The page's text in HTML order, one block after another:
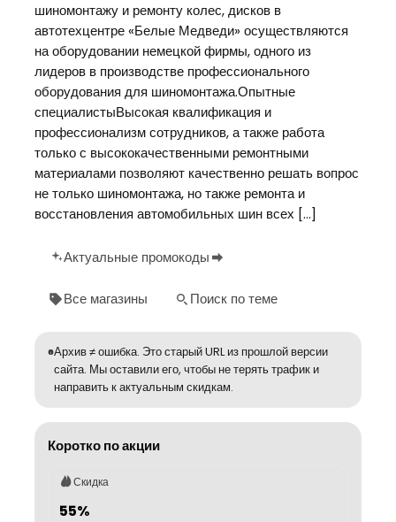
шиномонтажу и ремонту колес, дисков в
автотехцентре «Белые Медведи» осуществляются
на оборудовании немецкой фирмы, одного из
лидеров в производстве профессионального
оборудования для шиномонтажа.Опытные
специалистыВысокая квалификация и
профессионализм сотрудников, а также работа
только с высококачественными ремонтными
материалами позволяют качественно решать вопрос
не только шиномонтажа, но также ремонта и
восстановления автомобильных шин всех […]
Актуальные промокоды
Все магазины Поиск по теме
Архив ≠ ошибка. Это старый URL из прошлой версии
сайта. Мы оставили его, чтобы не терять трафик и
направить к актуальным скидкам.
Коротко по акции
Скидка
55%